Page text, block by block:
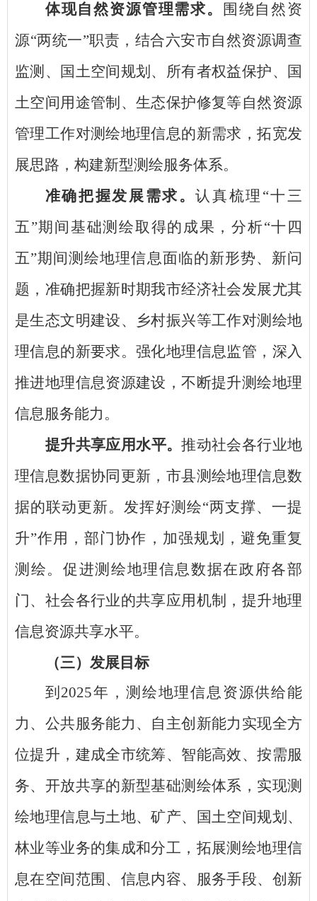
体现自然资源管理需求。
围绕自然资
源“两统一”职责，结合六安市自然资源调查
监测、国土空间规划、所有者权益保护、国
土空间用途管制、生态保护修复等自然资源
管理工作对测绘地理信息的新需求，拓宽发
展思路，构建新型测绘服务体系。
准确把握发展需求。认真梳理 “十三
五”期间基础测绘取得的成果，分析“十四
五”期间测绘地理信息面临的新形势、新问
题，准确把握新时期我市经济社会发展尤其
是生态文明建设、乡村振兴等工作对测绘地
理信息的新要求。强化地理信息监管，深入
推进地理信息资源建设，不断提升测绘地理
信息服务能力。
提升共享应用水平。推动社会各行业地
理信息数据协同更新，市县测绘地理信息数
据的联动更新。发挥好测绘“两支撑、一提
升”作用，部门协作，加强规划，避免重复
测绘。促进测绘地理信息数据在政府各部
门、社会各行业的共享应用机制，提升地理
信息资源共享水平。
（三）发展目标
到 2025年，测绘地理信息资源供给能
力、公共服务能力、自主创新能力实现全方
位提升，建成全市统筹、智能高效、按需服
务、开放共享的新型基础测绘体系，实现测
绘地理信息与土地、矿产、国土空间规划、
林业等业务的集成和分工，拓展测绘地理信
息在空间范围、信息内容、服务手段、创新